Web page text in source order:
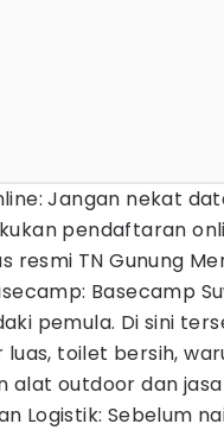
Jangan nekat
pendaftaran
resmi TN Gunung
Basecamp
pemula. Di sini
toilet bersih,
alat outdoor dan
Logistik: Sebelum